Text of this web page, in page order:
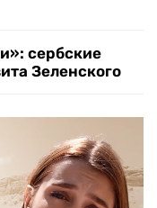
сербские
Зеленского